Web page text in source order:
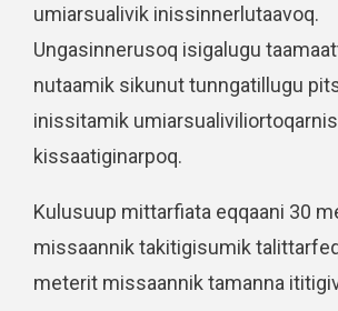
umiarsualivik inissinnerlutaavoq.
Ungasinnerusoq isigalugu
nutaamik sikunut tunngatillugu
inissitamik
kissaatiginarpoq.
Kulusuup mittarfiata eqqaani 30
missaannik takitigisumik
meterit missaannik tamanna